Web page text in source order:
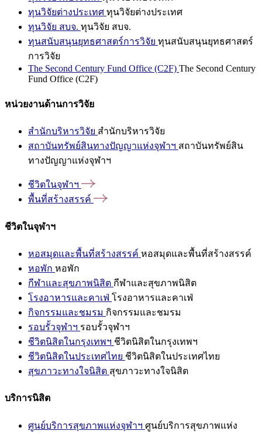
ทุนวิจัยต่างประเทศ ทุนวิจัยต่างประเทศ
ทุนวิจัย สบจ. ทุนวิจัย สบจ.
ทุนสนับสนุนยุทธศาสตร์การวิจัย ทุนสนับสนุนยุทธศาสตร์
การวิจัย
The Second Century Fund Office (C2F) The Second Century
Fund Office (C2F)
หน่วยงานด้านการวิจัย
สำนักบริหารวิจัย สำนักบริหารวิจัย
สถาบันทรัพย์สินทางปัญญาแห่งจุฬาฯ สถาบันทรัพย์สิน
ทางปัญญาแห่งจุฬาฯ
ชีวิตในจุฬาฯ
พื้นที่สร้างสรรค์
ชีวิตในจุฬาฯ
หอสมุดและพื้นที่สร้างสรรค์ หอสมุดและพื้นที่สร้างสรรค์
หอพัก หอพัก
กีฬาและสุขภาพนิสิต กีฬาและสุขภาพนิสิต
โรงอาหารและคาเฟ่ โรงอาหารและคาเฟ่
กิจกรรมและชมรม กิจกรรมและชมรม
รอบรั้วจุฬาฯ รอบรั้วจุฬาฯ
ชีวิตนิสิตในกรุงเทพฯ ชีวิตนิสิตในกรุงเทพฯ
ชีวิตนิสิตในประเทศไทย ชีวิตนิสิตในประเทศไทย
สุขภาวะทางใจนิสิต สุขภาวะทางใจนิสิต
บริการนิสิต
ศูนย์บริการสุขภาพแห่งจุฬาฯ ศูนย์บริการสุขภาพแห่ง